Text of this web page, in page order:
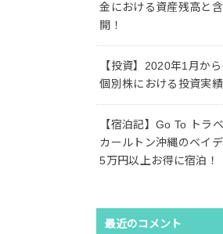
金における資産残高と
開！
【投資】2020年1月か
個別株における投資実績
【宿泊記】Go To トラ
カールトン沖縄のベイ
5万円以上お得に宿泊！
最近のコメント